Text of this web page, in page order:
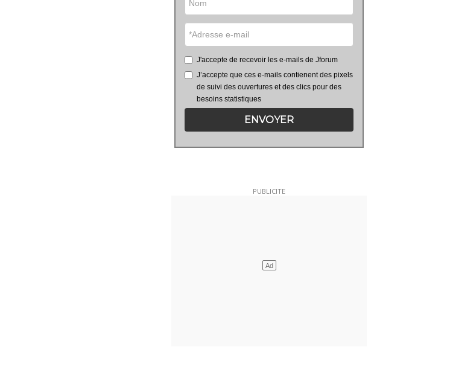
J'accepte de recevoir les e-mails de Jforum
J’accepte que ces e-mails contienent des pixels
de suivi des ouvertures et des clics pour des
besoins statistiques
ENVOYER